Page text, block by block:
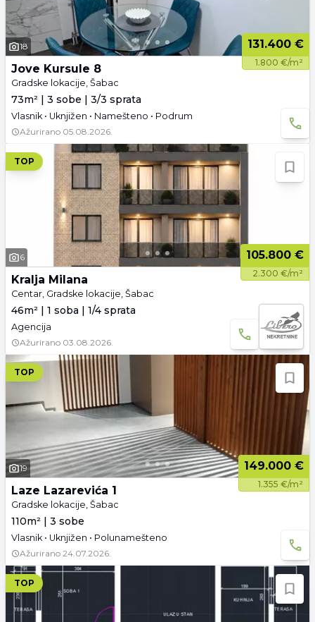
18 131.400 €
1.800 €/m²
Jove Kursule 8
Gradske lokacije, Šabac
73m² | 3 sobe | 3/3 sprata
Vlasnik • Uknjižen • Namešteno • Podrum
Ažurirano 05.08.2026.
TOP
6 105.800 €
2.300 €/m²
Kralja Milana
Centar, Gradske lokacije, Šabac
46m² | 1 soba | 1/4 sprata
Agencija
Ažurirano 03.08.2026.
TOP
19 149.000 €
1.355 €/m²
Laze Lazarevića 1
Gradske lokacije, Šabac
110m² | 3 sobe
Vlasnik • Uknjižen • Polunamešteno
Ažurirano 24.07.2026.
TOP